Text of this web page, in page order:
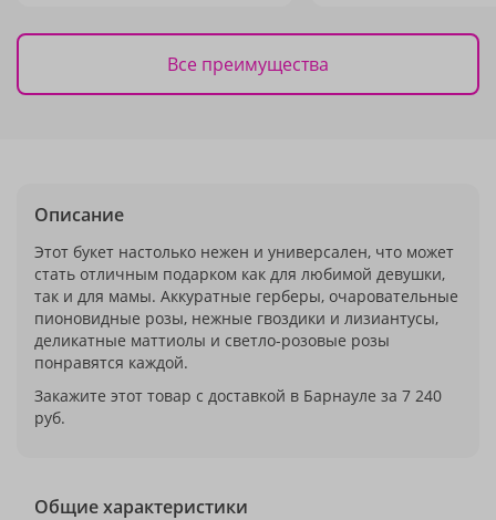
Все преимущества
Описание
Этот букет настолько нежен и универсален, что может
стать отличным подарком как для любимой девушки,
так и для мамы. Аккуратные герберы, очаровательные
пионовидные розы, нежные гвоздики и лизиантусы,
деликатные маттиолы и светло-розовые розы
понравятся каждой.
Закажите этот товар с доставкой в Барнауле за 7 240
руб.
Общие характеристики